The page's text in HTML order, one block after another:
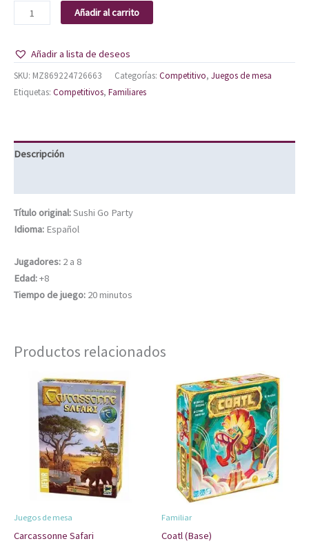
Añadir al carrito
Añadir a lista de deseos
SKU: MZ869224726663 Categorías: Competitivo, Juegos de mesa
Etiquetas: Competitivos, Familiares
Descripción
Título original:Sushi Go Party
Idioma: Español
Jugadores: 2 a 8
Edad:+8
Tiempo de juego: 20 minutos
Productos relacionados
Juegos de mesa
Carcassonne Safari
Familiar
Coatl (Base)